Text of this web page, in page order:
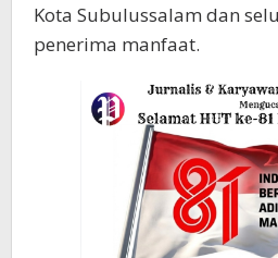
Kota Subulussalam dan
penerima manfaat.